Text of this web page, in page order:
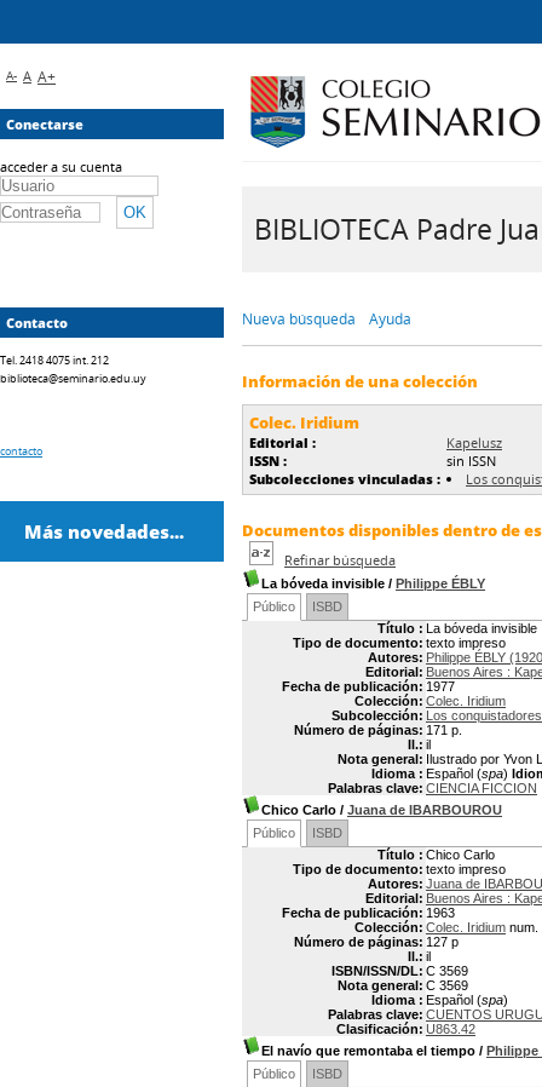
BIBLIOTECA Padre
Nueva búsqueda Ayuda
Información de una colección
Colec. Iridium
Editorial :
Kapelusz
ISSN :
sin ISSN
Subcolecciones vinculadas :
Los
Documentos disponibles dentro de
Refinar búsqueda
La bóveda invisible / Philippe ÉBLY
Público
ISBD
Título : La bóveda invisible
Tipo de documento: texto impreso
Autores: Philippe ÉBLY
Editorial: Buenos Aires :
Fecha de publicación: 1977
Colección: Colec. Iridium
Subcolección: Los
Número de páginas: 171 p.
Il.: il
Nota general: Ilustrado por Yvon
Idioma : Español (spa)
Palabras clave: CIENCIA FICCION
Chico Carlo / Juana de IBARBOUROU
Público
ISBD
Título : Chico Carlo
Tipo de documento: texto impreso
Autores: Juana de
Editorial: Buenos Aires :
Fecha de publicación: 1963
Colección: Colec. Iridium num.
Número de páginas: 127 p
Il.: il
ISBN/ISSN/DL: C 3569
Nota general: C 3569
Idioma : Español (spa)
Palabras clave: CUENTOS
Clasificación: U863.42
El navío que remontaba el tiempo / Philippe
Público
ISBD
A- A A+
Conectarse
acceder a su cuenta
Contacto
Tel. 2418 4075 int. 212
biblioteca@seminario.edu.uy
contacto
Más novedades...